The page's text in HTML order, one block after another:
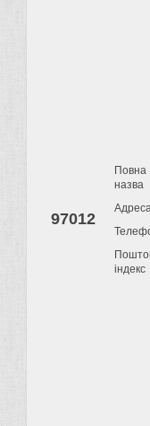
97012
Повна
назва
індекс